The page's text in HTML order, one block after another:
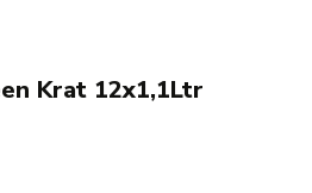
Krat 12x1,1Ltr